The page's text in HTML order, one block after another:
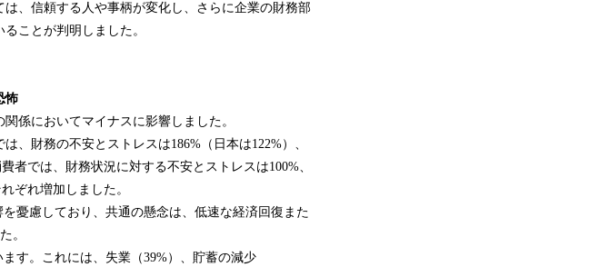
、信頼する人や事柄が変化し、さらに企業の財務部
ことが判明しました。
怖
係においてマイナスに影響しました。
、財務の不安とストレスは186%（日本は122%）、
者では、財務状況に対する不安とストレスは100%、
ぞれ増加しました。
憂慮しており、共通の懸念は、低速な経済回復また
。
す。これには、失業（39%）、貯蓄の減少